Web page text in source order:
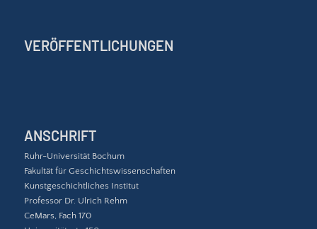
VERÖFFENTLICHUNGEN
ANSCHRIFT
Ruhr-Universität Bochum
Fakultät für Geschichtswissenschaften
Kunstgeschichtliches Institut
Professor Dr. Ulrich Rehm
CeMars, Fach 170